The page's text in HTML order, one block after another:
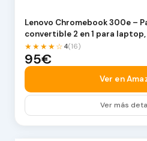
Lenovo Chromebook 300e –
convertible 2 en 1 para
★★★★☆ 4(16)
95€
Ver en
Ver más